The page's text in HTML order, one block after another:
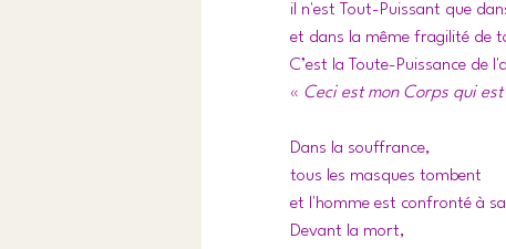
il n'est Tout-Puissant que
et dans la même fragilité de
C’est la Toute-Puissance de
« Ceci est mon Corps qui
Dans la souffrance,
tous les masques tombent
et l'homme est confronté à
Devant la mort,